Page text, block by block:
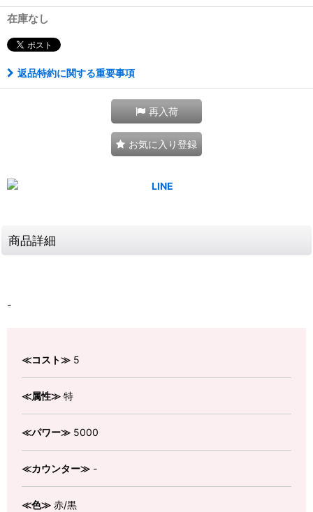
在庫なし
返品特約に関する重要事項
再入荷
お気に入り登録
商品詳細
-
≪コスト≫ 5
≪属性≫ 特
≪パワー≫ 5000
≪カウンター≫ -
≪色≫ 赤/黒